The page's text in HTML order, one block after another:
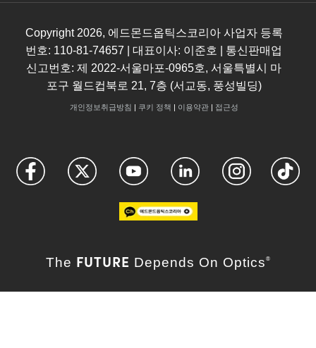
Copyright 2026, 에드몬드옵틱스코리아 사업자 등록
번호: 110-81-74657 | 대표이사: 이준호 | 통신판매업
신고번호: 제 2022-서울마포-0965호, 서울특별시 마
포구 월드컵북로 21, 7층 (서교동, 풍성빌딩)
개인정보취급방침 쿠키 정책 이용약관| 접근성
The FUTURE Depends On Optics ®